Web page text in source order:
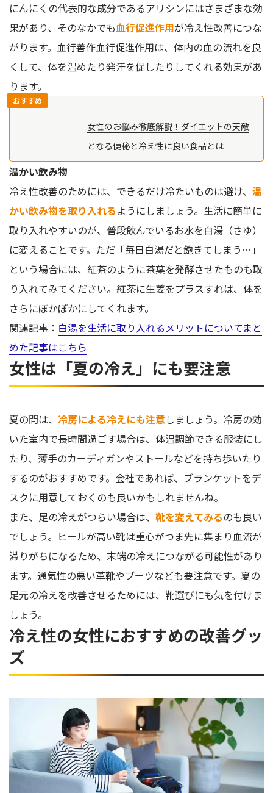
にんにくの代表的な成分であるアリシンにはさまざまな効
果があり、そのなかでも血行促進作用が冷え性改善につな
がります。血行善作血行促進作用は、体内の血の流れを良
くして、体を温めたり発汗を促したりしてくれる効果があ
ります。
おすすめ
女性のお悩み徹底解説！ダイエットの天敵
となる便秘と冷え性に良い食品とは
温かい飲み物
冷え性改善のためには、できるだけ冷たいものは避け、 温
かい飲み物を取り入れるようにしましょう。生活に簡単に
取り入れやすいのが、普段飲んでいるお水を白湯（さゆ）
に変えることです。ただ「毎日白湯だと飽きてしまう…」
という場合には、紅茶のように茶葉を発酵させたものも取
り入れてみてください。紅茶に生姜をプラスすれば、体を
さらにぽかぽかにしてくれます。
関連記事： 白湯を生活に取り入れるメリットについてまと
めた記事はこちら
女性は「夏の冷え」にも要注意
夏の間は、 冷房による冷えにも注意しましょう。冷房の効
いた室内で長時間過ごす場合は、体温調節できる服装にし
たり、薄手のカーディガンやストールなどを持ち歩いたり
するのがおすすめです。会社であれば、ブランケットをデ
スクに用意しておくのも良いかもしれませんね。
また、足の冷えがつらい場合は、 靴を変えてみるのも良い
でしょう。ヒールが高い靴は重心がつま先に集まり血流が
滞りがちになるため、末端の冷えにつながる可能性があり
ます。通気性の悪い革靴やブーツなども要注意です。夏の
足元の冷えを改善させるためには、靴選びにも気を付けま
しょう。
冷え性の女性におすすめの改善グッ
ズ